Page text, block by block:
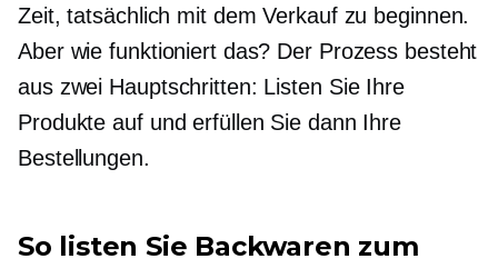
Zeit, tatsächlich mit dem Verkauf zu beginnen.
Aber wie funktioniert das? Der Prozess besteht
aus zwei Hauptschritten: Listen Sie Ihre
Produkte auf und erfüllen Sie dann Ihre
Bestellungen.
So listen Sie Backwaren zum